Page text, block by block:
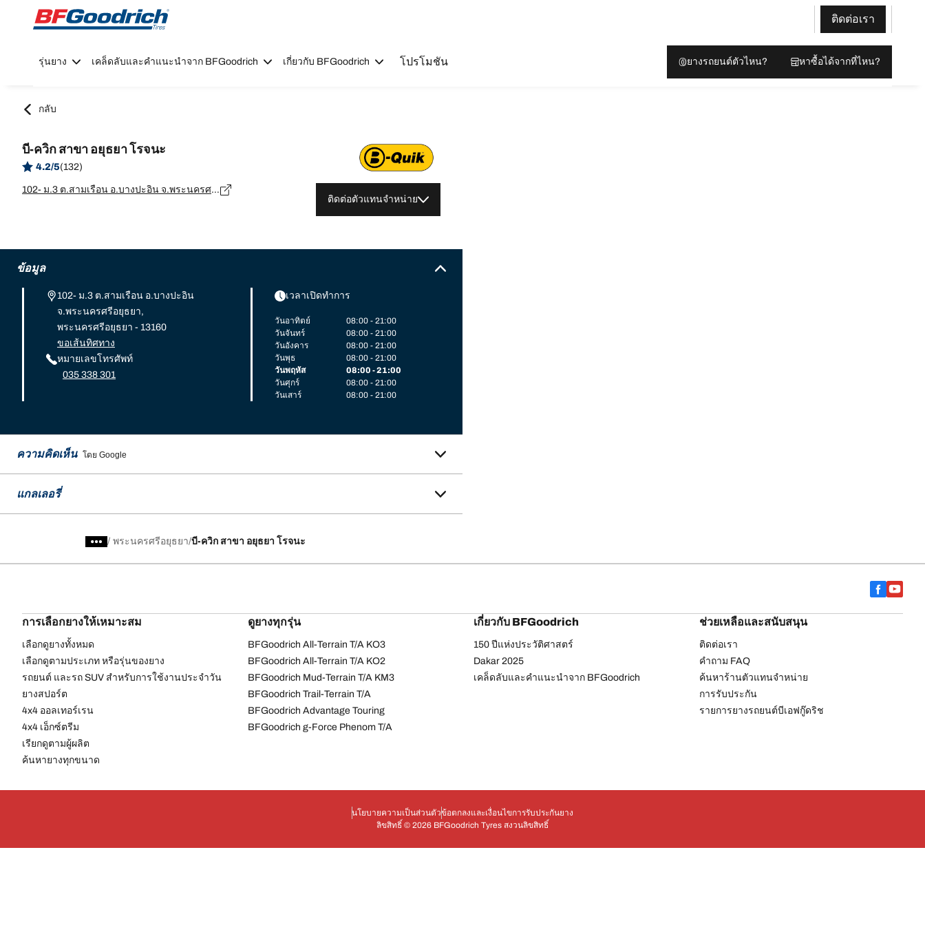
Go to page content
Go to page navigation
ติดต่อเรา
รุ่นยาง เคล็ดลับและคำแนะนำจาก BFGoodrich เกี่ยวกับ BFGoodrich โปรโมชัน ยางรถยนต์ตัวไหน? หาซื้อได้จากที่ไหน?
กลับ
บี-ควิก สาขา อยุธยา โรจนะ
4.2/5(132)
102- ม.3 ต.สามเรือน อ.บางปะอิน จ.พระนครศรีอยุธยา, พระนครศรีอยุธยา - 13160
ติดต่อตัวแทนจำหน่าย
ข้อมูล
102- ม.3 ต.สามเรือน อ.บางปะอิน
จ.พระนครศรีอยุธยา,
พระนครศรีอยุธยา - 13160
ขอเส้นทิศทาง
หมายเลขโทรศัพท์
035 338 301
เวลาเปิดทำการ
วันอาทิตย์
08:00 - 21:00
วันจันทร์
08:00 - 21:00
วันอังคาร
08:00 - 21:00
วันพุธ
08:00 - 21:00
วันพฤหัส
08:00 - 21:00
วันศุกร์
08:00 - 21:00
วันเสาร์
08:00 - 21:00
ความคิดเห็น โดย Google
แกลเลอรี่
/ พระนครศรีอยุธยา บี-ควิก สาขา อยุธยา โรจนะ
การเลือกยางให้เหมาะสม
เลือกดูยางทั้งหมด
เลือกดูตามประเภท หรือรุ่นของยาง
รถยนต์ และรถ SUV สำหรับการใช้งานประจำวัน
ยางสปอร์ต
4x4 ออลเทอร์เรน​
4x4 เอ็กซ์ตรีม​
เรียกดูตามผู้ผลิต
ค้นหายางทุกขนาด
ดูยางทุกรุ่น
BFGoodrich All-Terrain T/A KO3
BFGoodrich All-Terrain T/A KO2
BFGoodrich Mud-Terrain T/A KM3
BFGoodrich Trail-Terrain T/A
BFGoodrich Advantage Touring
BFGoodrich g-Force Phenom T/A
เกี่ยวกับ BFGoodrich
150 ปีแห่งประวัติศาสตร์
Dakar 2025
เคล็ดลับและคำแนะนำจาก BFGoodrich
ช่วยเหลือและสนับสนุน
ติดต่อเรา
คำถาม FAQ
ค้นหาร้านตัวแทนจำหน่าย
การรับประกัน
รายการยางรถยนต์บีเอฟกู๊ดริช
นโยบายความเป็นส่วนตัวข้อตกลงและเงื่อนไขการรับประกันยาง
ลิขสิทธิ์ © 2026 BFGoodrich Tyres สงวนลิขสิทธิ์